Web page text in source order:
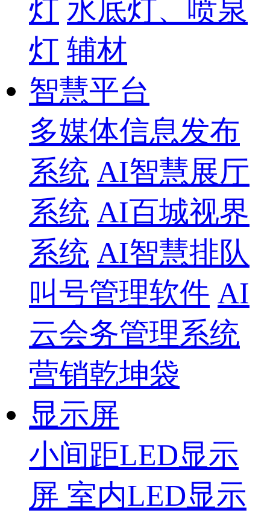
灯 水底灯、喷泉
灯 辅材
智慧平台
多媒体信息发布
系统 AI智慧展厅
系统 AI百城视界
系统 AI智慧排队
叫号管理软件 AI
云会务管理系统
营销乾坤袋
显示屏
小间距LED显示
屏 室内LED显示